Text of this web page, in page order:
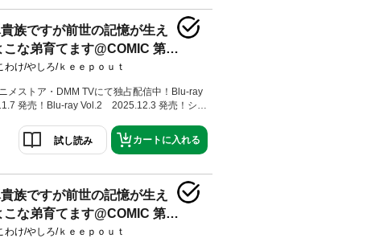
とになった鳳蝶（あげは）。ヴィクトルとロ
れられて、初めての帝都散策に繰り出す。一
カレー作りに必要なスパイスを手に入れ、
いる合同祭祀神殿を訪れる。そこで鳳蝶に加
神・イゴールが目の前に現れて――？
族ですが前世の記憶が生え
こな弟育てます@COMIC 第5
メストア・DMM TVにて独占配信中！Blu-ray
突破！（電子書籍を含む）親バカな兄と幼い
ァンタジー、待望のコミカライズ第5巻！【あ
る髪飾りを作るため、屋敷の使用人やエルフ
頼む。鳳蝶が何気なく歌を歌いながらものづ
によって、歌が詠唱となり強固な付与魔法が
の星」が完成した。皇妃殿下に拝謁を申し込
の日がやってくるが、間が悪く風邪をひいて
試し読み カートに入れる
族ですが前世の記憶が生え
こな弟育てます@COMIC 第7